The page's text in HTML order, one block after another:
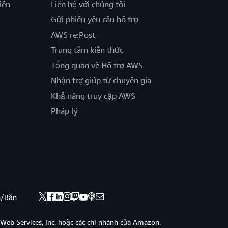
Liên hệ với chúng tôi
Gửi phiếu yêu cầu hỗ trợ
AWS re:Post
Trung tâm kiến thức
Tổng quan về Hỗ trợ AWS
Nhận trợ giúp từ chuyên gia
Khả năng truy cập AWS
Pháp lý
Bản
Services, Inc. hoặc các chi nhánh của Amazon.